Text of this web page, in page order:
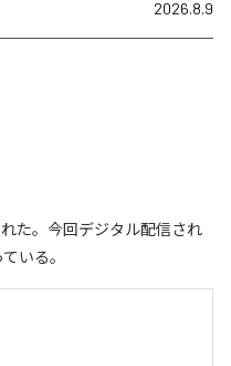
2026.8.9
れた。今回デジタル配信され
いる。